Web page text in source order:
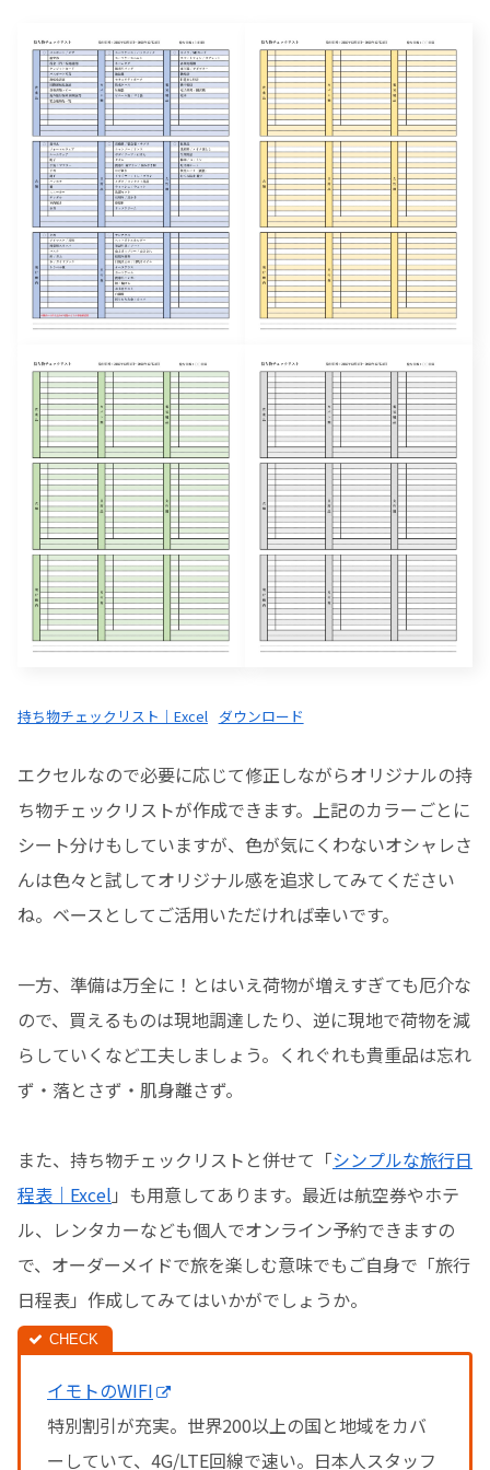
持ち物チェックリスト｜Excel ダウンロード
エクセルなので必要に応じて修正しながらオリジナルの持
ち物チェックリストが作成できます。上記のカラーごとに
シート分けもしていますが、色が気にくわないオシャレさ
んは色々と試してオリジナル感を追求してみてください
ね。ベースとしてご活用いただければ幸いです。
一方、準備は万全に！とはいえ荷物が増えすぎても厄介な
ので、買えるものは現地調達したり、逆に現地で荷物を減
らしていくなど工夫しましょう。くれぐれも貴重品は忘れ
ず・落とさず・肌身離さず。
また、持ち物チェックリストと併せて「シンプルな旅行日
程表｜Excel 」も用意してあります。最近は航空券やホテ
ル、レンタカーなども個人でオンライン予約できますの
で、オーダーメイドで旅を楽しむ意味でもご自身で「旅行
日程表」作成してみてはいかがでしょうか。
イモトのWIFI
特別割引が充実。世界200以上の国と地域をカバ
ーしていて、4G/LTE回線で速い。日本人スタッフ